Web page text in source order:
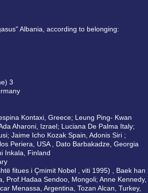
Albania, according to belonging:
3
Kontaxi, Greece; Leung Ping- Kwan
Aharoni, Izrael; Luciana De Palma Italy;
Jaime Icho Kozak Spain, Adonis Siri ;
Periera, USA , Dato Barbakadze, Georgia
Inkala, Finland
fitues i Çmimit Nobel , viti 1995) , Baek han
Prof.Hadaa Sendoo, Mongoli; Anne Kennedy,
Menassa, Argentina, Tozan Alcan, Turkey,